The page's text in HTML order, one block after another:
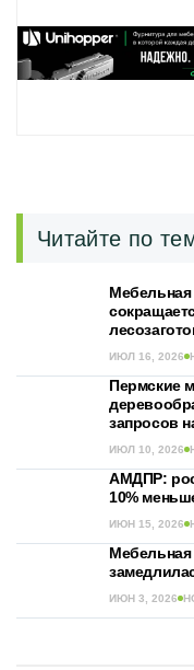
Читайте по
Мебельная
ИЮЛ 16, 2026
Пермские
запросов
ИЮЛ 10, 2026
АМДПР:
10%
ИЮН 15, 2026
Мебельная
ИЮН 3, 2026